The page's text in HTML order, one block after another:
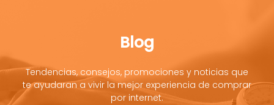
Blog
Tendencias, consejos, promociones y noticias que
te ayudaran a vivir la mejor experiencia de comprar
por internet.